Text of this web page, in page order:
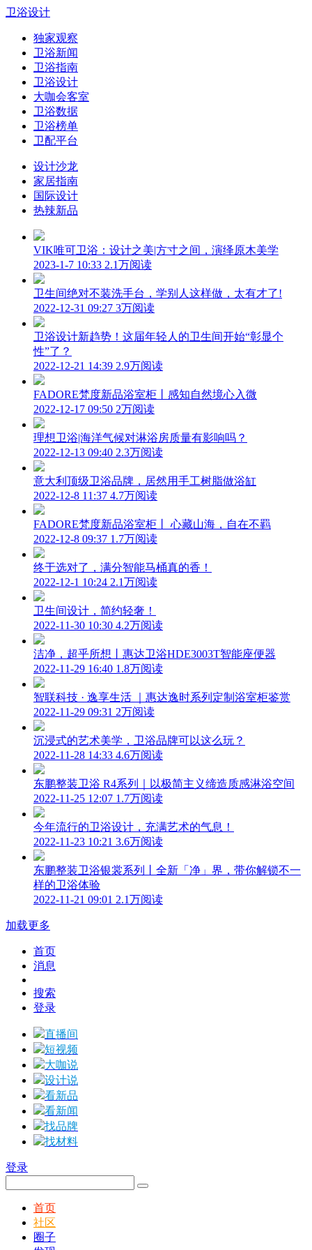
卫浴设计
独家观察
卫浴新闻
卫浴指南
卫浴设计
大咖会客室
卫浴数据
卫浴榜单
卫配平台
设计沙龙
家居指南
国际设计
热辣新品
VIK唯可卫浴：设计之美|方寸之间，演绎原木美学
2023-1-7 10:33 2.1万阅读
卫生间绝对不装洗手台，学别人这样做，太有才了!
2022-12-31 09:27 3万阅读
卫浴设计新趋势！这届年轻人的卫生间开始“彰显个
性”了？
2022-12-21 14:39 2.9万阅读
FADORE梵度新品浴室柜丨感知自然境心入微
2022-12-17 09:50 2万阅读
理想卫浴|海洋气候对淋浴房质量有影响吗？
2022-12-13 09:40 2.3万阅读
意大利顶级卫浴品牌，居然用手工树脂做浴缸
2022-12-8 11:37 4.7万阅读
FADORE梵度新品浴室柜丨 心藏山海，自在不羁
2022-12-8 09:37 1.7万阅读
终于选对了，满分智能马桶真的香！
2022-12-1 10:24 2.1万阅读
卫生间设计，简约轻奢！
2022-11-30 10:30 4.2万阅读
洁净，超乎所想丨惠达卫浴HDE3003T智能座便器
2022-11-29 16:40 1.8万阅读
智联科技 · 逸享生活 ｜惠达逸时系列定制浴室柜鉴赏
2022-11-29 09:31 2万阅读
沉浸式的艺术美学，卫浴品牌可以这么玩？
2022-11-28 14:33 4.6万阅读
东鹏整装卫浴 R4系列｜以极简主义缔造质感淋浴空间
2022-11-25 12:07 1.7万阅读
今年流行的卫浴设计，充满艺术的气息！
2022-11-23 10:21 3.6万阅读
东鹏整装卫浴银裳系列丨全新「净」界，带你解锁不一
样的卫浴体验
2022-11-21 09:01 2.1万阅读
加载更多
首页
消息
搜索
登录
直播间
短视频
大咖说
设计说
看新品
看新闻
找品牌
找材料
登录
首页
社区
圈子